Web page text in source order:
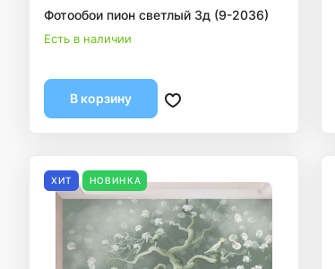
Фотообои пион светлый 3д (9-2036)
Есть в наличии
В корзину
ХИТ НОВИНКА